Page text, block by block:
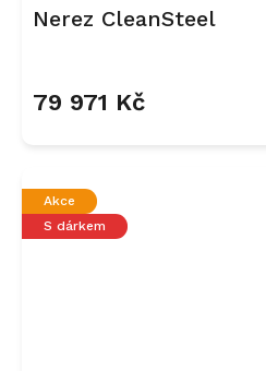
Nerez CleanSteel
79 971 Kč
Akce
S dárkem